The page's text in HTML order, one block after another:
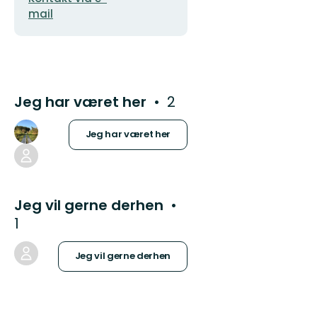
mail
Jeg har været her 2
Jeg har været her
Jeg vil gerne derhen
1
Jeg vil gerne derhen